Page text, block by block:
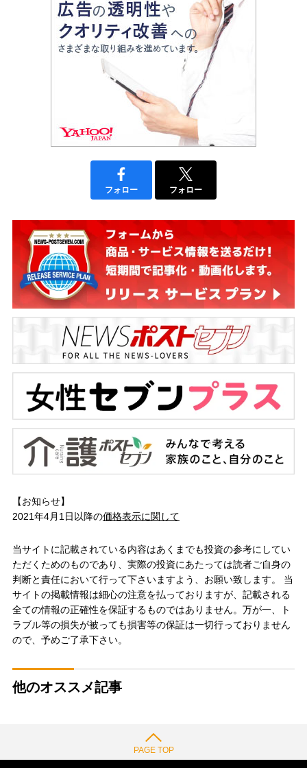
フォロー フォロー
【お知らせ】
2021年4月1日以降の価格表示に関して
当サイトに記載されている内容はあくまでも投資の参考にしてい
ただくためのものであり、実際の投資にあたっては読者ご自身の
判断と責任において行って下さいますよう、お願い致します。 当
サイトの掲載情報は細心の注意を払っておりますが、記載される
全ての情報の正確性を保証するものではありません。万が一、ト
ラブル等の損失が被っても損害等の保証は一切行っておりません
ので、予めご了承下さい。
他のオススメ記事
PAGE TOP